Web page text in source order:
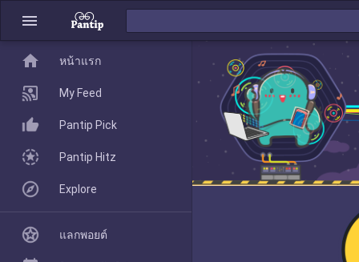
menu
home
Pantip Pick
home หน้าแรก
My Feed
Pantip Pick
Pantip Hitz
Explore
แลกพอยต์